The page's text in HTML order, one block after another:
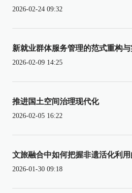
2026-02-24 09:32
新就业群体服务管理的范式重构
2026-02-09 14:25
推进国土空间治理现代化
2026-02-05 16:22
文旅融合中如何把握非遗活化利用
2026-01-30 09:18